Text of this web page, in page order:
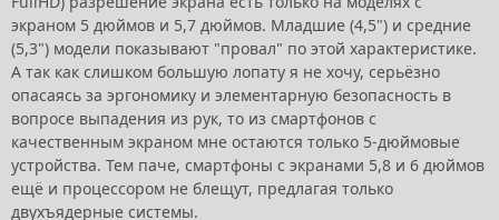
экраном 5 дюймов и 5,7 дюймов. Младшие (4,5") и средние
(5,3") модели показывают "провал" по этой характеристике.
А так как слишком большую лопату я не хочу, серьёзно
опасаясь за эргономику и элементарную безопасность в
вопросе выпадения из рук, то из смартфонов с
качественным экраном мне остаются только 5-дюймовые
устройства. Тем паче, смартфоны с экранами 5,8 и 6 дюймов
ещё и процессором не блещут, предлагая только
двухъядерные системы.